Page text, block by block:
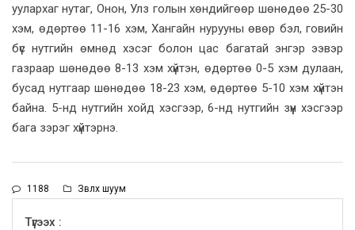
уулархаг нутаг, Онон, Улз голын хөндийгөөр шөнөдөө 25-30
хэм, өдөртөө 11-16 хэм, Хангайн нурууны өвөр бэл, говийн
бүс нутгийн өмнөд хэсэг болон цас багатай энгэр ээвэр
газраар шөнөдөө 8-13 хэм хүйтэн, өдөртөө 0-5 хэм дулаан,
бусад нутгаар шөнөдөө 18-23 хэм, өдөртөө 5-10 хэм хүйтэн
байна. 5-нд нутгийн хойд хэсгээр, 6-нд нутгийн зүүн хэсгээр
бага зэрэг хүйтэрнэ.
1188 Зөвлөх шуум
Түгээх :